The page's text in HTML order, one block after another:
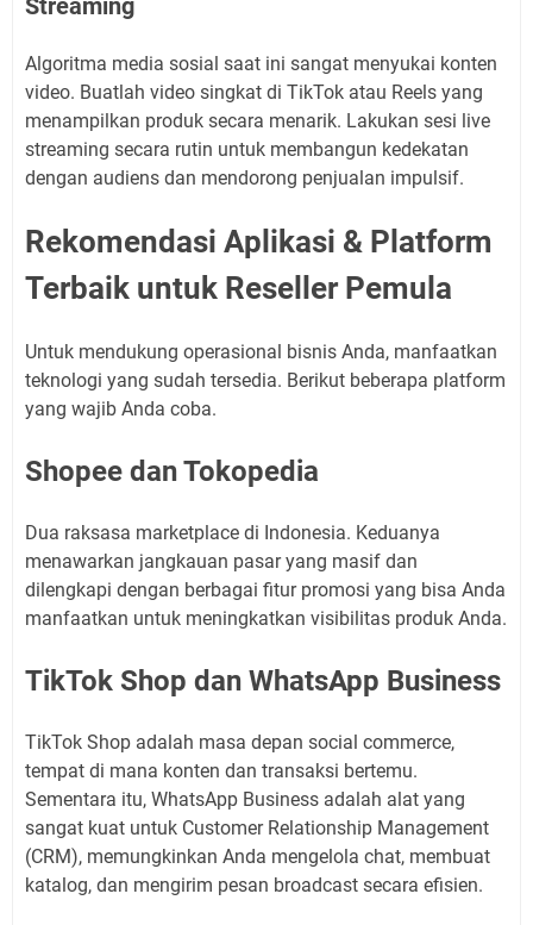
Streaming
Algoritma media sosial saat ini sangat menyukai konten
video. Buatlah video singkat di TikTok atau Reels yang
menampilkan produk secara menarik. Lakukan sesi live
streaming secara rutin untuk membangun kedekatan
dengan audiens dan mendorong penjualan impulsif.
Rekomendasi Aplikasi & Platform
Terbaik untuk Reseller Pemula
Untuk mendukung operasional bisnis Anda, manfaatkan
teknologi yang sudah tersedia. Berikut beberapa platform
yang wajib Anda coba.
Shopee dan Tokopedia
Dua raksasa marketplace di Indonesia. Keduanya
menawarkan jangkauan pasar yang masif dan
dilengkapi dengan berbagai fitur promosi yang bisa Anda
manfaatkan untuk meningkatkan visibilitas produk Anda.
TikTok Shop dan WhatsApp Business
TikTok Shop adalah masa depan social commerce,
tempat di mana konten dan transaksi bertemu.
Sementara itu, WhatsApp Business adalah alat yang
sangat kuat untuk Customer Relationship Management
(CRM), memungkinkan Anda mengelola chat, membuat
katalog, dan mengirim pesan broadcast secara efisien.